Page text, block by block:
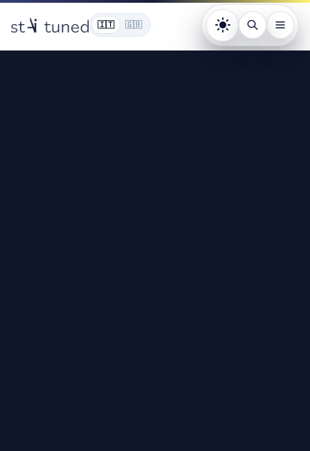
🇮🇹 🇬🇧 Tema: chiaro.